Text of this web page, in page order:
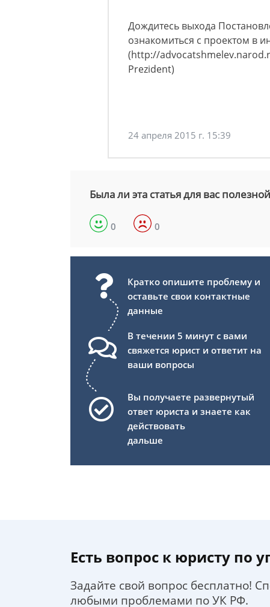
Дождитесь выхода
ознакомиться с проектом в
(http://
Prezident)
24 апреля 2015 г. 15:39
Была ли эта статья для вас
0 0
Кратко опишите проблему и
оставьте свои контактные
данные
В течении 5 минут с вами
свяжется юрист и ответит на
ваши вопросы
Вы получаете развернутый
ответ юриста и знаете как
действовать
дальше
Есть вопрос к юристу по
Задайте свой вопрос бесплатно!
любыми проблемами по УК РФ.